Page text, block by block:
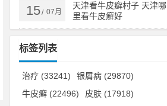
15/ 07月
天津看牛皮癣村子 天津哪
里看牛皮癣好
标签列表
治疗 (33241) 银屑病 (29870)
牛皮癣 (22496) 皮肤 (17918)